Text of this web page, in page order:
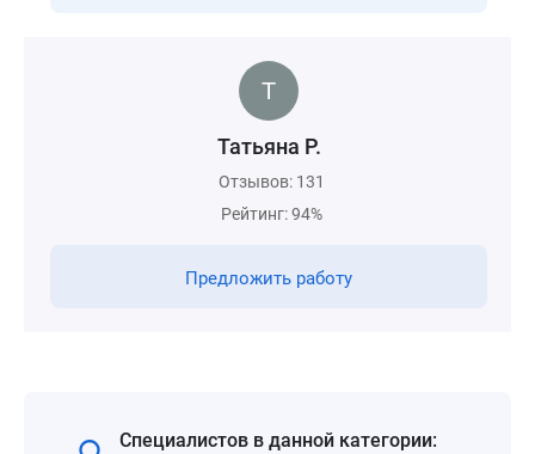
Татьяна Р.
Отзывов: 131
Рейтинг: 94%
Предложить работу
Специалистов в данной категории: